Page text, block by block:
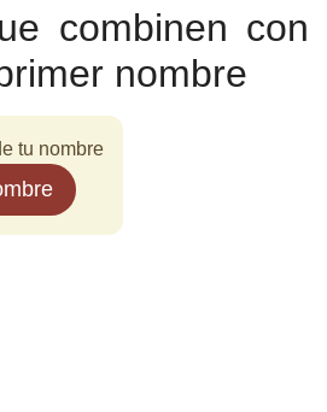
combinen con
nombre
tu nombre